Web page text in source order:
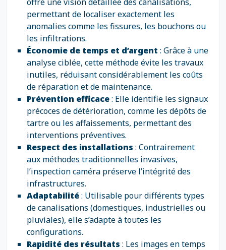
permettant de localiser exactement les
anomalies comme les fissures, les bouchons ou
les infiltrations.
Économie de temps et d’argent : Grâce à une
analyse ciblée, cette méthode évite les travaux
inutiles, réduisant considérablement les coûts
de réparation et de maintenance.
Prévention efficace: Elle identifie les signaux
précoces de détérioration, comme les dépôts de
tartre ou les affaissements, permettant des
interventions préventives.
Respect des installations : Contrairement
aux méthodes traditionnelles invasives,
l’inspection caméra préserve l’intégrité des
infrastructures.
Adaptabilité: Utilisable pour différents types
de canalisations (domestiques, industrielles ou
pluviales), elle s’adapte à toutes les
configurations.
Rapidité des résultats : Les images en temps